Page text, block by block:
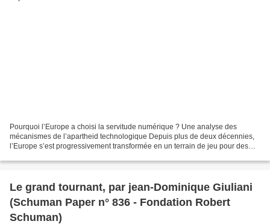
Pourquoi l’Europe a choisi la servitude numérique ? Une analyse des
mécanismes de l’apartheid technologique Depuis plus de deux décennies,
l’Europe s’est progressivement transformée en un terrain de jeu pour des
Le grand tournant, par jean-Dominique Giuliani
(Schuman Paper n° 836 - Fondation Robert
Schuman)